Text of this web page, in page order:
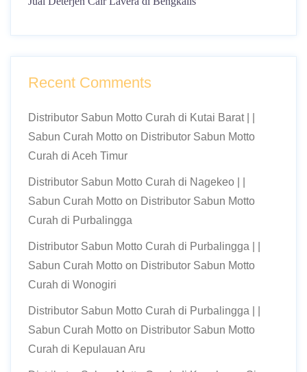
Recent Comments
Distributor Sabun Motto Curah di Kutai Barat | |
Sabun Curah Motto on Distributor Sabun Motto
Curah di Aceh Timur
Distributor Sabun Motto Curah di Nagekeo | |
Sabun Curah Motto on Distributor Sabun Motto
Curah di Purbalingga
Distributor Sabun Motto Curah di Purbalingga | |
Sabun Curah Motto on Distributor Sabun Motto
Curah di Wonogiri
Distributor Sabun Motto Curah di Purbalingga | |
Sabun Curah Motto on Distributor Sabun Motto
Curah di Kepulauan Aru